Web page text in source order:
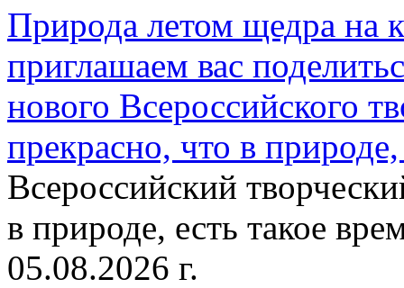
Природа летом щедра на
приглашаем вас
нового Всероссийского
прекрасно, что в
Всероссийский
в природе, есть такое
05.08.2026 г.